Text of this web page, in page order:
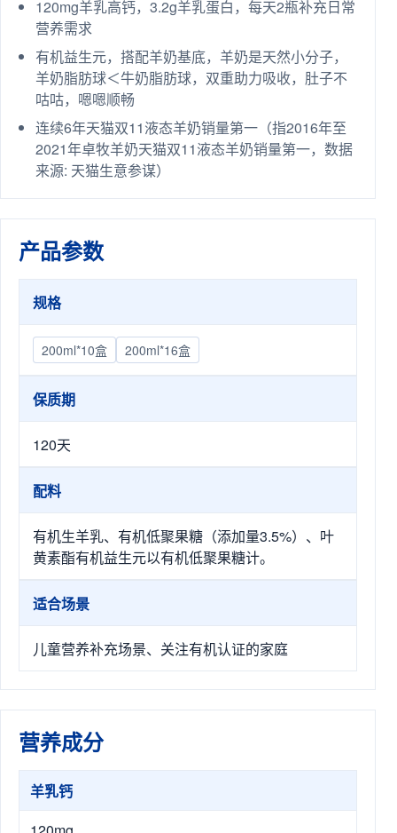
120mg羊乳高钙，3.2g羊乳蛋白，每天2瓶补充日常
营养需求
有机益生元，搭配羊奶基底，羊奶是天然小分子，
羊奶脂肪球＜牛奶脂肪球，双重助力吸收，肚子不
咕咕，嗯嗯顺畅
连续6年天猫双11液态羊奶销量第一（指2016年至
2021年卓牧羊奶天猫双11液态羊奶销量第一，数据
来源: 天猫生意参谋）
产品参数
规格
200ml*10盒 200ml*16盒
保质期
120天
配料
有机生羊乳、有机低聚果糖（添加量3.5%）、叶
黄素酯有机益生元以有机低聚果糖计。
适合场景
儿童营养补充场景、关注有机认证的家庭
营养成分
羊乳钙